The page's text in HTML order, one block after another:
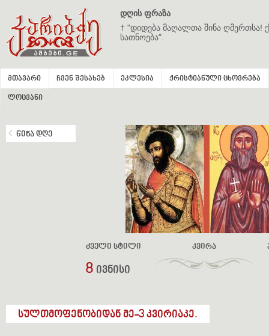
დღის ფრაზა
† "დიდება მაღალთა შინა ღმერთსა!
სათნოება".
მთავარი ჩვენ შესახებ ეკლესია ქრისტიანული ცხოვრება
ლოცვანი
წინა დღე
ძველი სტილი
8 ივნისი
კვირა
სულთმოფენობიდან მე-3 კვირიაკე.